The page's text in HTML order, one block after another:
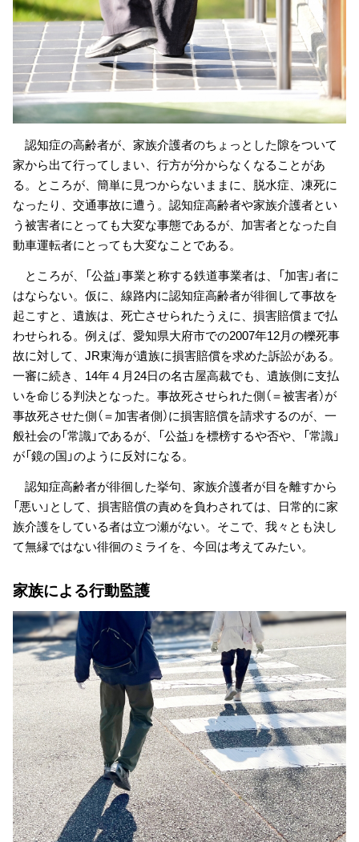
認知症の高齢者が、家族介護者のちょっとした隙をついて
家から出て行ってしまい、行方が分からなくなることがあ
る。ところが、簡単に見つからないままに、脱水症、凍死に
なったり、交通事故に遭う。認知症高齢者や家族介護者とい
う被害者にとっても大変な事態であるが、加害者となった自
動車運転者にとっても大変なことである。
ところが、「公益」事業と称する鉄道事業者は、「加害」者に
はならない。仮に、線路内に認知症高齢者が徘徊して事故を
起こすと、遺族は、死亡させられたうえに、損害賠償まで払
わせられる。例えば、愛知県大府市での2007年12月の轢死事
故に対して、JR東海が遺族に損害賠償を求めた訴訟がある。
一審に続き、14年４月24日の名古屋高裁でも、遺族側に支払
いを命じる判決となった。事故死させられた側（＝被害者）が
事故死させた側（＝加害者側）に損害賠償を請求するのが、一
般社会の「常識」であるが、「公益」を標榜するや否や、「常識」
が「鏡の国」のように反対になる。
認知症高齢者が徘徊した挙句、家族介護者が目を離すから
「悪い」として、損害賠償の責めを負わされては、日常的に家
族介護をしている者は立つ瀬がない。そこで、我々とも決し
て無縁ではない徘徊のミライを、今回は考えてみたい。
家族による行動監護